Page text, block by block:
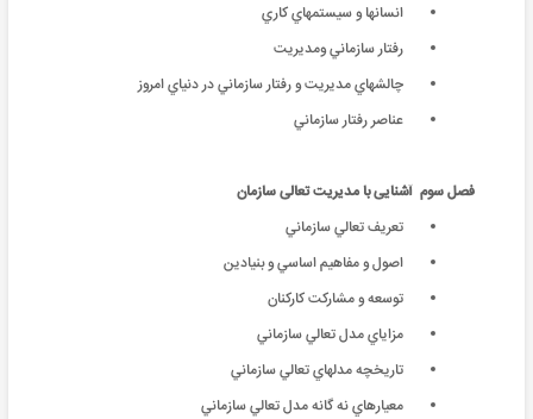
انسانها و سيستمهاي کاري
رفتار سازماني ومديريت
چالشهاي مديريت و رفتار سازماني در دنياي امروز
عناصر رفتار سازماني
فصل سوم آشنایی با مدیریت تعالی سازمان
تعريف تعالي سازماني
اصول و مفاهيم اساسي و بنيادين
توسعه و مشارکت کارکنان
مزاياي مدل تعالي سازماني
تاريخچه مدلهاي تعالي سازماني
معيارهاي نه گانه مدل تعالي سازماني